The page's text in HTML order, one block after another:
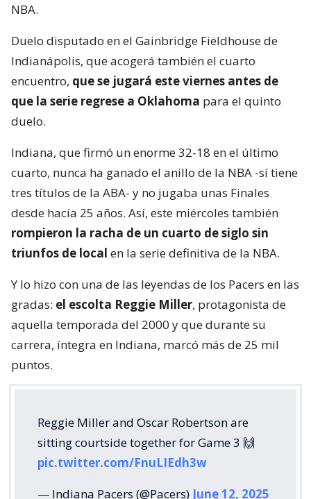
NBA.
Duelo disputado en el Gainbridge Fieldhouse de
Indianápolis, que acogerá también el cuarto
encuentro, que se jugará este viernes antes de
que la serie regrese a Oklahoma para el quinto
duelo.
Indiana, que firmó un enorme 32-18 en el último
cuarto, nunca ha ganado el anillo de la NBA -sí tiene
tres títulos de la ABA- y no jugaba unas Finales
desde hacía 25 años. Así, este miércoles también
rompieron la racha de un cuarto de siglo sin
triunfos de local en la serie definitiva de la NBA.
Y lo hizo con una de las leyendas de los Pacers en las
gradas: el escolta Reggie Miller, protagonista de
aquella temporada del 2000 y que durante su
carrera, íntegra en Indiana, marcó más de 25 mil
puntos.
Reggie Miller and Oscar Robertson are
sitting courtside together for Game 3 🙌
pic.twitter.com/FnuLIEdh3w
— Indiana Pacers (@Pacers) June 12, 2025